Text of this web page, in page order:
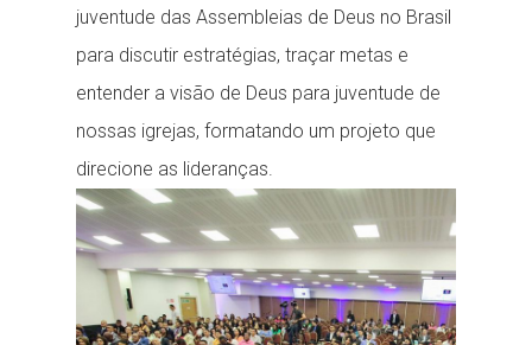
juventude das Assembleias de Deus no Brasil
para discutir estratégias, traçar metas e
entender a visão de Deus para juventude de
nossas igrejas, formatando um projeto que
direcione as lideranças.